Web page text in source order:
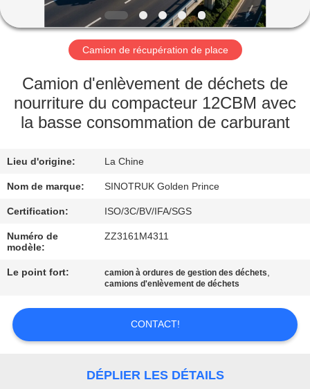
À
PROPOS
NOUS
VISITE
L'USINE
CONTRÔLE
DE
QUALITÉ
NOUS
CONTACTER
Camion de récupération de place
Camion d'enlèvement de déchets de
nourriture du compacteur 12CBM avec
la basse consommation de carburant
Lieu d'origine: La Chine
Nom de marque: SINOTRUK Golden Prince
Certification: ISO/3C/BV/IFA/SGS
Numéro de
modèle:
ZZ3161M4311
Le point fort: camion à ordures de gestion des déchets,
camions d'enlèvement de déchets
CONTACT!
DÉPLIER LES DÉTAILS